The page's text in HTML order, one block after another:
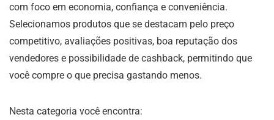
com foco em economia, confiança e conveniência.
Selecionamos produtos que se destacam pelo preço
competitivo, avaliações positivas, boa reputação dos
vendedores e possibilidade de cashback, permitindo que
você compre o que precisa gastando menos.
Nesta categoria você encontra: